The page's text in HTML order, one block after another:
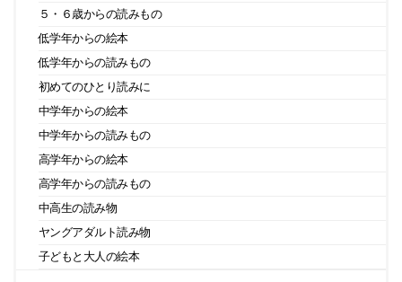
５・６歳からの読みもの
低学年からの絵本
低学年からの読みもの
初めてのひとり読みに
中学年からの絵本
中学年からの読みもの
高学年からの絵本
高学年からの読みもの
中高生の読み物
ヤングアダルト読み物
子どもと大人の絵本